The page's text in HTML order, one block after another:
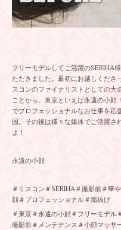
フリーモデルしてご活躍のSERINA
ただきました。最初にお越しくださ
スコンのファイナリストとしての大
ことから。東京といえば永遠の小顔
でプロフェッショナルなお仕事を応
国。その後は様々な媒体でご活躍さ
よ！
永遠の小顔
＃ミスコン＃SERINA＃撮影前＃華
顔＃プロフェッショナル＃垢抜け
＃東京＃永遠の小顔＃フリーモデル
撮影前＃メンテナンス＃小顔マッサ